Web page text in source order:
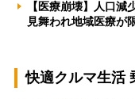
【医療崩壊】人口
見舞われ地域医療
快適クルマ生活